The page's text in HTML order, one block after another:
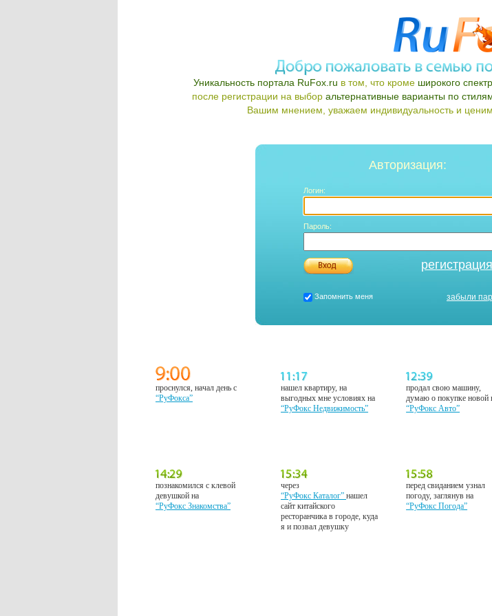
Уникальность портала RuFox.ru в том, что кроме широкого
после регистрации на выбор альтернативные варианты по
Вашим мнением, уважаем индивидуальность и
Авторизация:
Логин:
Пароль:
Запомнить меня забыли
проснулся, начал день с
“РуФокса”
нашел квартиру, на
выгодных мне условиях на
“РуФокс Недвижимость”
продал свою машину,
думаю о покупке новой
“РуФокс Авто”
познакомился с клевой
девушкой на
“РуФокс Знакомства”
через
“РуФокс Каталог”нашел
сайт китайского
ресторанчика в городе, куда
я и позвал девушку
перед свиданием узнал
погоду, заглянув на
“РуФокс Погода”